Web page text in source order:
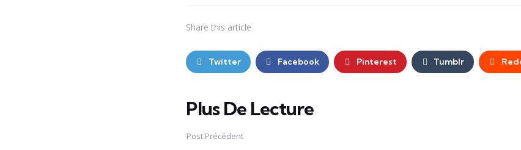
Share this article
Twitter Facebook Pinterest Tumblr
Plus De Lecture
Post
navigation
Post Précédent